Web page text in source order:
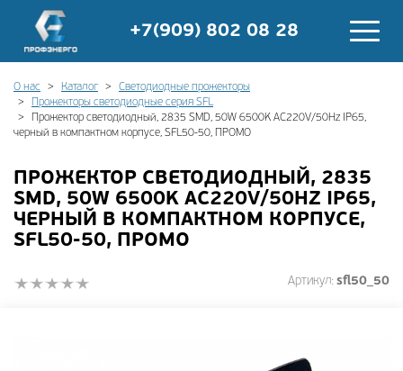
+7(909) 802 08 28
О нас Каталог
Светодиодные прожекторы
Прожекторы светодиодные серия SFL
Прожектор светодиодный, 2835 SMD, 50W 6500K AC220V/50Hz IP65,
черный в компактном корпусе, SFL50-50, ПРОМО
ПРОЖЕКТОР СВЕТОДИОДНЫЙ, 2835
SMD, 50W 6500K AC220V/50HZ IP65,
ЧЕРНЫЙ В КОМПАКТНОМ КОРПУСЕ,
SFL50-50, ПРОМО
Артикул: sfl50_50